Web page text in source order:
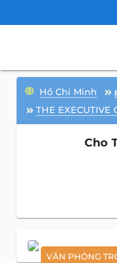
Hồ Chí Minh
THE EXECUTIVE
Cho
VĂN PHÒNG